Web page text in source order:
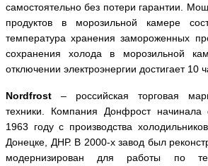
самостоятельно без потери гарантии.
продуктов в морозильной камере
температура хранения замороженных
сохранения холода в морозильной
отключении электроэнергии достигает 10
Nordfrost – российская торговая
техники. Компания Донфрост начинала
1963 году с производства
Донецке, ДНР. В 2000-х завод был
модернизирован для работы по